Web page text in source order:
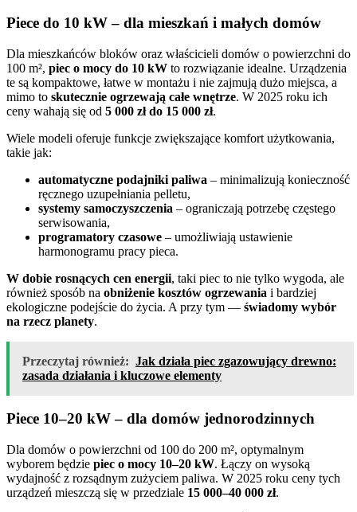
Piece do 10 kW – dla mieszkań i małych domów
Dla mieszkańców bloków oraz właścicieli domów o powierzchni do
100 m², piec o mocy do 10 kW to rozwiązanie idealne. Urządzenia
te są kompaktowe, łatwe w montażu i nie zajmują dużo miejsca, a
mimo to skutecznie ogrzewają całe wnętrze. W 2025 roku ich
ceny wahają się od 5 000 zł do 15 000 zł.
Wiele modeli oferuje funkcje zwiększające komfort użytkowania,
takie jak:
automatyczne podajniki paliwa – minimalizują konieczność
ręcznego uzupełniania pelletu,
systemy samoczyszczenia – ograniczają potrzebę częstego
serwisowania,
programatory czasowe – umożliwiają ustawienie
harmonogramu pracy pieca.
W dobie rosnących cen energii, taki piec to nie tylko wygoda, ale
również sposób na obniżenie kosztów ogrzewania i bardziej
ekologiczne podejście do życia. A przy tym — świadomy wybór
na rzecz planety.
Przeczytaj również: Jak działa piec zgazowujący drewno:
zasada działania i kluczowe elementy
Piece 10–20 kW – dla domów jednorodzinnych
Dla domów o powierzchni od 100 do 200 m², optymalnym
wyborem będzie piec o mocy 10–20 kW. Łączy on wysoką
wydajność z rozsądnym zużyciem paliwa. W 2025 roku ceny tych
urządzeń mieszczą się w przedziale 15 000–40 000 zł.